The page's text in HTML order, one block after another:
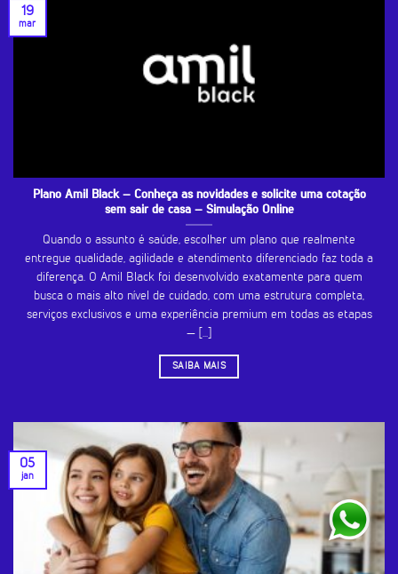
Plano Amil Black – Conheça as novidades e solicite uma cotação
sem sair de casa – Simulação Online
Quando o assunto é saúde, escolher um plano que realmente
entregue qualidade, agilidade e atendimento diferenciado faz toda a
diferença. O Amil Black foi desenvolvido exatamente para quem
busca o mais alto nível de cuidado, com uma estrutura completa,
serviços exclusivos e uma experiência premium em todas as etapas
— [...]
SAIBA MAIS
19
mar
05
jan